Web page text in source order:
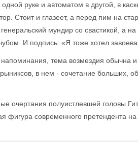
руке и автоматом в другой, в
Стоит и глазеет, а перед пим на
мундир со свастикой, а
И подпись: «Я тоже хотел
тема возмездия обычна
в нем - сочетание больших,
очертания полуистлевшей головы
фигура современного претендента